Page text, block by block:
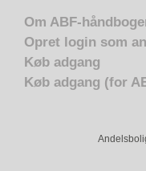
Om ABF-
Opret login som
Køb adgang
Køb adgang (for